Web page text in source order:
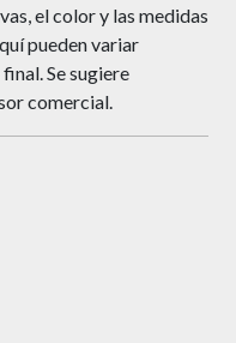
el color y las medidas
pueden variar
Se sugiere
comercial.